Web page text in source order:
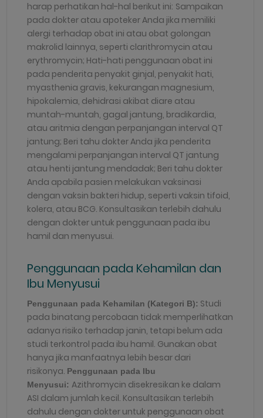
harap perhatikan hal-hal berikut ini: Sampaikan
pada dokter atau apoteker Anda jika memiliki
alergi terhadap obat ini atau obat golongan
makrolid lainnya, seperti clarithromycin atau
erythromycin; Hati-hati penggunaan obat ini
pada penderita penyakit ginjal, penyakit hati,
myasthenia gravis, kekurangan magnesium,
hipokalemia, dehidrasi akibat diare atau
muntah-muntah, gagal jantung, bradikardia,
atau aritmia dengan perpanjangan interval QT
jantung; Beri tahu dokter Anda jika penderita
mengalami perpanjangan interval QT jantung
atau henti jantung mendadak; Beri tahu dokter
Anda apabila pasien melakukan vaksinasi
dengan vaksin bakteri hidup, seperti vaksin tifoid,
kolera, atau BCG. Konsultasikan terlebih dahulu
dengan dokter untuk penggunaan pada ibu
hamil dan menyusui.
Penggunaan pada Kehamilan dan
Ibu Menyusui
Penggunaan pada Kehamilan (Kategori B): Studi
pada binatang percobaan tidak memperlihatkan
adanya risiko terhadap janin, tetapi belum ada
studi terkontrol pada ibu hamil. Gunakan obat
hanya jika manfaatnya lebih besar dari
risikonya. Penggunaan pada Ibu
Menyusui: Azithromycin disekresikan ke dalam
ASI dalam jumlah kecil. Konsultasikan terlebih
dahulu dengan dokter untuk penggunaan obat